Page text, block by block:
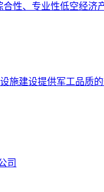
性、专业性低空经济
施建设提供军工品质
司